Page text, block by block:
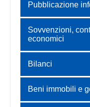
Pubblicazione
Sovvenzioni,
economici
Bilanci
Beni immobili e